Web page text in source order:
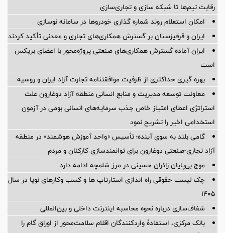
رقابت تیم‌ها تا شبکه سازی و تجاری‌سازی
امکان استعلام روند شماره گذاری خودروها در سامانه نوسازی
ایران و قرقیزستان بر گسترش همکاری‌های تجاری و معدنی تأکید کردند
ایران آماده گسترش همکاری‌های صنعتی پروژه‌محور با اعضای بریکس
است
بهره گیری حداکثری از ظرفیت موافقتنامه تجارت آزاد ایران و روسیه
معاونت توسعه مدیریت و منابع انسانی منطقه آزاد دوغارون علت
استراتژی اعطای امتیاز خاص جذب سرمایه‌های انسانی بومی در آزمون
استخدامی اخیر را تشریح نمود
گامی بلند به سوی آینده؛ تأسیس «واحد آموزش هوشمند» در منطقه
آزاد تجاری-صنعتی دوغارون برای توانمندسازی کارکنان و مردم
موج بی‌پایان زائران حسینی در مرز شلمچه ادامه دارد
چک لیست حقوقی راه اندازی استارتاپ ها و کسب وکارهای نوپا در سال
۱۴۰۵
شفاف‌سازی درباره نحوه محاسبه اینترنت داخلی و بین‌المللی
بانک مرکزی، استفادۀ واردکنندگان اقلام سلامت‌محور از اوراق گام را